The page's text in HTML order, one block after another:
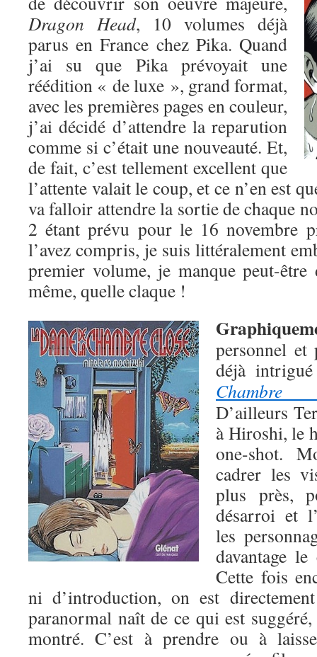
Dragon Head, 10 volumes déjà
parus en France chez Pika. Quand
j’ai su que Pika prévoyait une
réédition « de luxe », grand format,
avec les premières pages en couleur,
j’ai décidé d’attendre la reparution
comme si c’était une nouveauté. Et,
de fait, c’est tellement excellent que
l’attente valait le coup, et ce n’en est
va falloir attendre la sortie de chaque
2 étant prévu pour le 16 novembre
l’avez compris, je suis littéralement
premier volume, je manque peut-
même, quelle claque !
personnel et
déjà
Chambre
D’ailleurs
à Hiroshi, le
one-shot.
cadrer les
plus près,
désarroi et
les
davantage
Cette fois
ni d’introduction, on est
paranormal naît de ce qui est
montré. C’est à prendre ou à